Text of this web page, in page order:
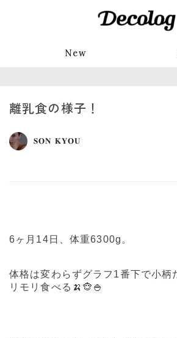
New
離乳食の様子！
𝐒𝐎𝐍 𝐊𝐘𝐎𝐔
6ヶ月14日、体重6300g。
体格は変わらずグラフ1番下で小柄
リモリ食べる🍌🐵🍚